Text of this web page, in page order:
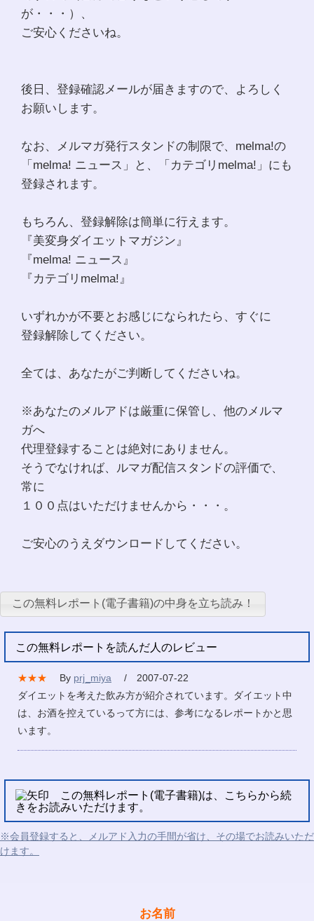
が・・・）、
ご安心くださいね。
後日、登録確認メールが届きますので、よろしく
お願いします。
なお、メルマガ発行スタンドの制限で、melma!の
「melma! ニュース」と、「カテゴリmelma!」にも
登録されます。
もちろん、登録解除は簡単に行えます。
『美変身ダイエットマガジン』
『melma! ニュース』
『カテゴリmelma!』
いずれかが不要とお感じになられたら、すぐに
登録解除してください。
全ては、あなたがご判断してくださいね。
※あなたのメルアドは厳重に保管し、他のメルマ
ガへ
代理登録することは絶対にありません。
そうでなければ、ルマガ配信スタンドの評価で、
常に
１００点はいただけませんから・・・。
ご安心のうえダウンロードしてください。
この無料レポート(電子書籍)の中身を立ち読み！
この無料レポートを読んだ人のレビュー
★★★ By prj_miya
/ 2007-07-22
ダイエットを考えた飲み方が紹介されています。ダイエット中
は、お酒を控えているって方には、参考になるレポートかと思
います。
この無料レポート(電子書籍)は、こちらから続
きをお読みいただけます。
※会員登録すると、メルアド入力の手間が省け、その場でお読みいただ
けます。
お名前